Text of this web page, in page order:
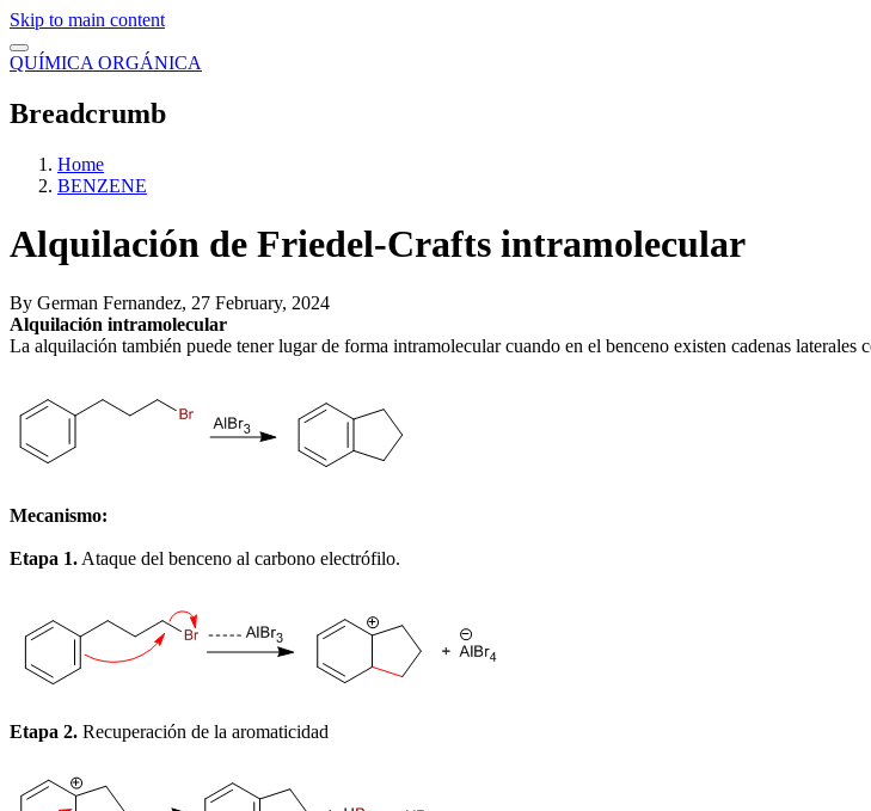
Skip to main content
QUÍMICA ORGÁNICA
Breadcrumb
Home
BENZENE
Alquilación de Friedel-Crafts intramolecular
By German Fernandez, 27 February, 2024
Alquilación intramolecular
La alquilación también puede tener lugar de forma intramolecular cuando en el benceno existen cadenas laterales
Mecanismo:
Etapa 1. Ataque del benceno al carbono electrófilo.
Etapa 2. Recuperación de la aromaticidad